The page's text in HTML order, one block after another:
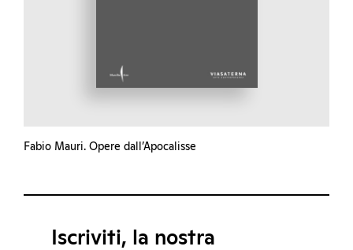
Fabio Mauri. Opere dall’Apocalisse
Iscriviti, la nostra